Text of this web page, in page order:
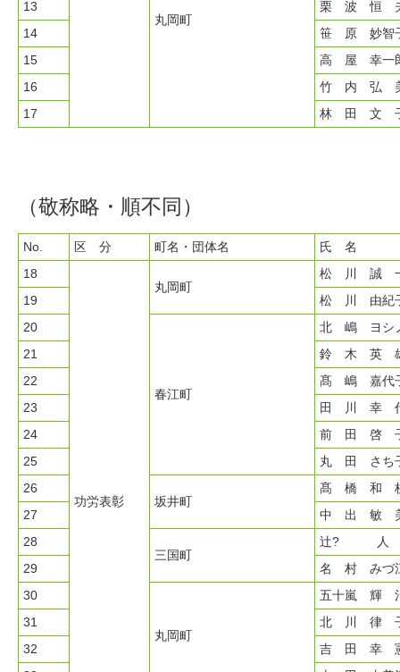
丸岡町
13
栗 波 恒
14
笹 原 妙智
15
高 屋 幸一
16
竹 内 弘
17
林 田 文
（敬称略・順不同）
No. 区 分 町名・団体名
氏 名
18
功労表彰
丸岡町
松 川 誠
19
松 川 由紀
20
春江町
北 嶋 ヨシ
21
鈴 木 英
22
髙 嶋 嘉代
23
田 川 幸
24
前 田 啓
25
丸 田 さち
26
坂井町
髙 橋 和
27
中 出 敏
28
三国町
辻? 人
29
名 村 みづ
30
丸岡町
五十嵐 輝
31
北 川 律
32
吉 田 幸